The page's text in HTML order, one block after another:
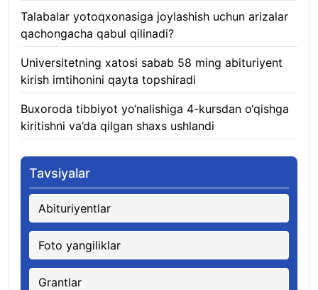
Talabalar yotoqxonasiga joylashish uchun arizalar
qachongacha qabul qilinadi?
Universitetning xatosi sabab 58 ming abituriyent
kirish imtihonini qayta topshiradi
Buxoroda tibbiyot yo‘nalishiga 4-kursdan o‘qishga
kiritishni va’da qilgan shaxs ushlandi
Tavsiyalar
Abituriyentlar
Foto yangiliklar
Grantlar